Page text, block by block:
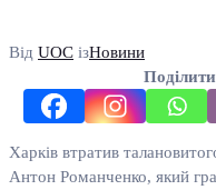
Від UOC ізНовини
Харків втратив
Антон Романченко, який